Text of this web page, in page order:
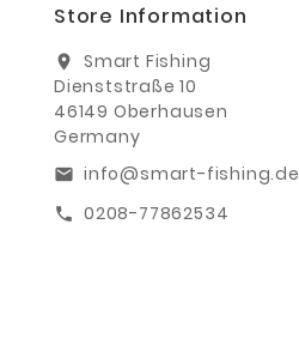
Store Information
location_on
Smart Fishing
Dienststraße 10
46149 Oberhausen
Germany
email info@smart-fishing.de
call 0208-77862534